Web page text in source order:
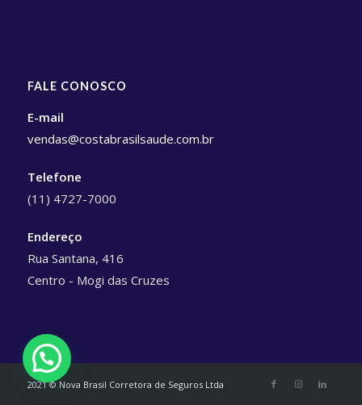
FALE CONOSCO
E-mail
vendas@costabrasilsaude.com.br
Telefone
(11) 4727-7000
Endereço
Rua Santana, 416
Centro - Mogi das Cruzes
2021 © Nova Brasil Corretora de Seguros Ltda